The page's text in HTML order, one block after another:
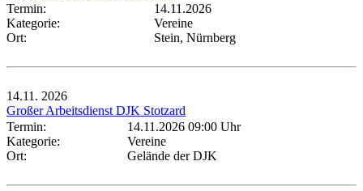
Termin:
14.11.2026
Kategorie:
Vereine
Ort:
Stein, Nürnberg
14.11. 2026
Großer Arbeitsdienst DJK Stotzard
Termin:
14.11.2026 09:00 Uhr
Kategorie:
Vereine
Ort:
Gelände der DJK